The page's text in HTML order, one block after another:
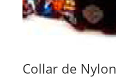
Collar de Nylon